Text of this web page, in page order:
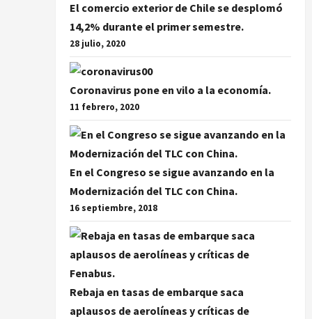
El comercio exterior de Chile se desplomó
14,2% durante el primer semestre.
28 julio, 2020
Coronavirus pone en vilo a la economía.
11 febrero, 2020
En el Congreso se sigue avanzando en la
Modernización del TLC con China.
16 septiembre, 2018
Rebaja en tasas de embarque saca
aplausos de aerolíneas y críticas de